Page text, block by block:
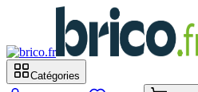
Catégories